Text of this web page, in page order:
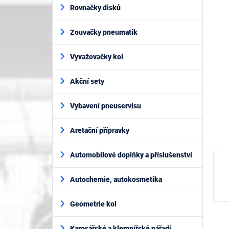
í
e
Rovnačky disků
Zouvačky pneumatik
Vyvažovačky kol
Akční sety
Vybavení pneuservisu
Aretační přípravky
Automobilové doplňky a příslušenství
Autochemie, autokosmetika
Geometrie kol